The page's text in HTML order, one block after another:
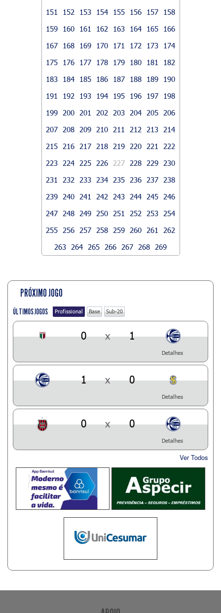
151
152 153 154 155 156 157
158
159
160 161 162 163 164 165
166
167
168 169 170 171 172 173
174
175
176 177 178 179 180 181
182
183
184 185 186 187 188 189
190
191
192 193 194 195 196 197
198
199
200 201 202 203 204 205
206
207
208 209 210 211 212 213
214
215
216 217 218 219 220 221
222
223
224 225 226 227 228 229
230
231
232 233 234 235 236 237
238
239
240 241 242 243 244 245
246
247
248 249 250 251 252 253
254
255
256 257 258 259 260 261
262
263
264 265 266 267 268 269
PRÓXIMO JOGO
ÚLTIMOS JOGOS Profissional Base Sub-20
0 x 1
Detalhes
1 x 0
Detalhes
0 x 0
Detalhes
Ver Todos